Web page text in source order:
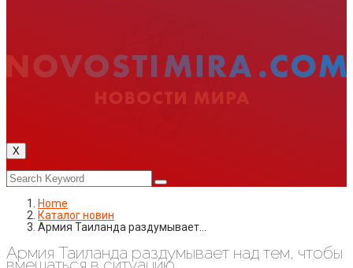
X
Home
Каталог новин
Армия Таиланда раздумывает…
Армия Таиланда раздумывает над тем, чтобы